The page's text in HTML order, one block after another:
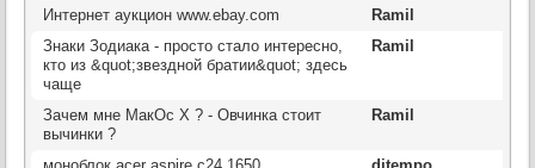
Интернет аукцион www.ebay.com
Ramil
Знаки Зодиака - просто стало интересно,
кто из &quot;звездной братии&quot; здесь
чаще
Ramil
Зачем мне МакОс Х ? - Овчинка стоит
вычинки ?
Ramil